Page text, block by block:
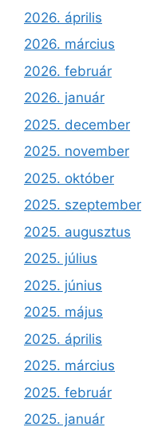
2026. április
2026. március
2026. február
2026. január
2025. december
2025. november
2025. október
2025. szeptember
2025. augusztus
2025. július
2025. június
2025. május
2025. április
2025. március
2025. február
2025. január